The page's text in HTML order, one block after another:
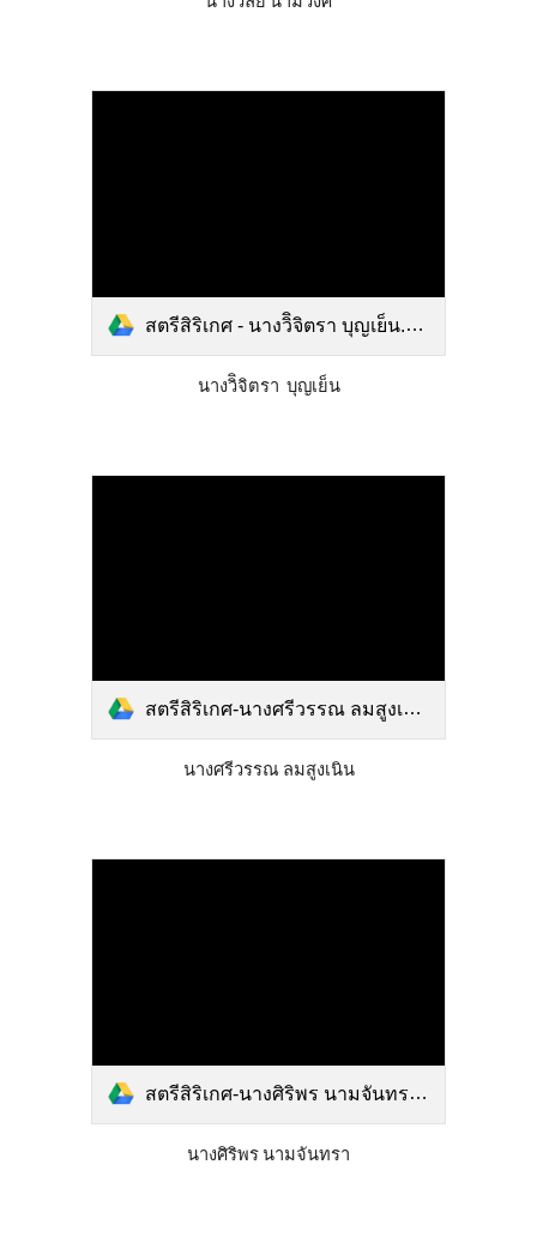
สตรีสิริเกศ - นางวิิจิตรา บุญเย็น.pdf
นางวิิจิตรา บุญเย็น
สตรีสิริเกศ-นางศรีวรรณ ลมสูงเนิน.pdf
นางศรีวรรณ ลมสูงเนิน
สตรีสิริเกศ-นางศิริพร นามจันทรา.pdf
นางศิริพร นามจันทรา